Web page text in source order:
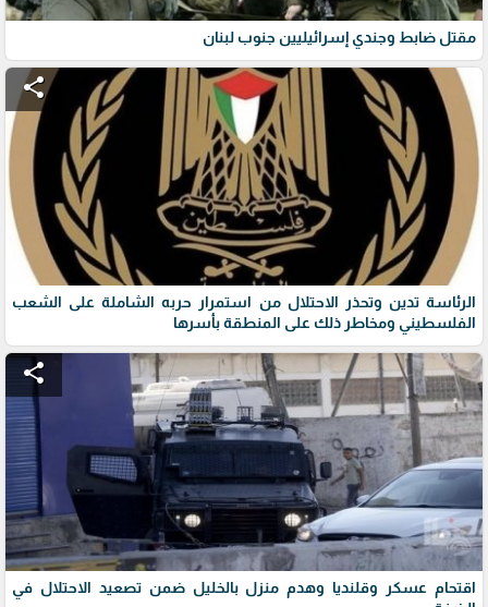
مقتل ضابط وجندي إسرائيليين جنوب لبنان
share
الرئاسة تدين وتحذر الاحتلال من استمرار حربه الشاملة على الشعب
الفلسطيني ومخاطر ذلك على المنطقة بأسرها
share
اقتحام عسكر وقلنديا وهدم منزل بالخليل ضمن تصعيد الاحتلال في